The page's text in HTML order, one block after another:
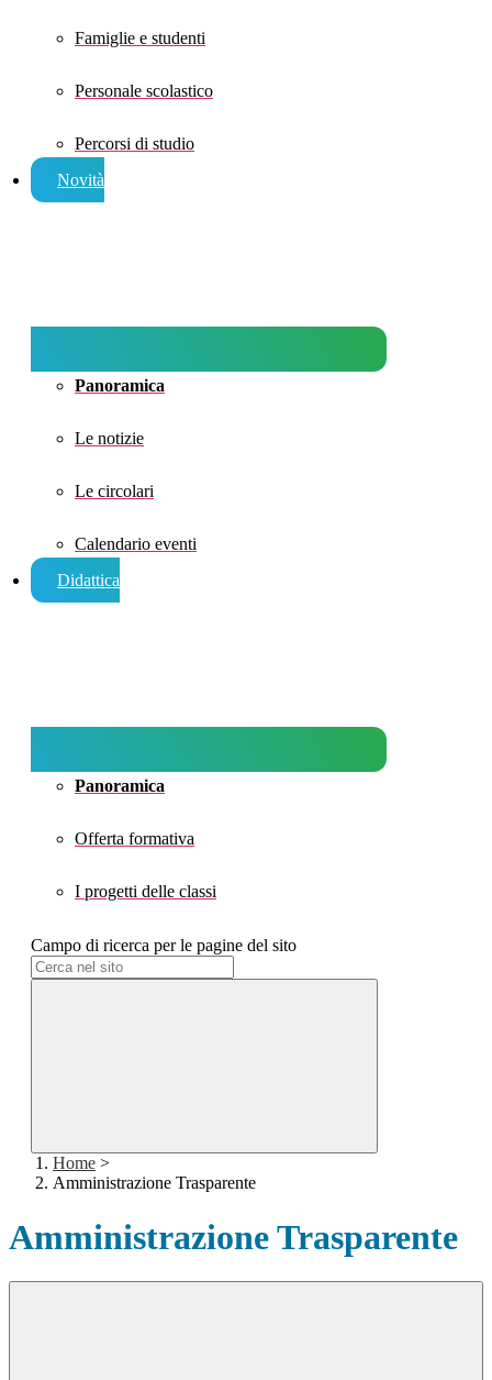
Famiglie e studenti
Personale scolastico
Percorsi di studio
Novità
Panoramica
Le notizie
Le circolari
Calendario eventi
Didattica
Panoramica
Offerta formativa
I progetti delle classi
Campo di ricerca per le pagine del sito
Home >
Amministrazione Trasparente
Amministrazione Trasparente